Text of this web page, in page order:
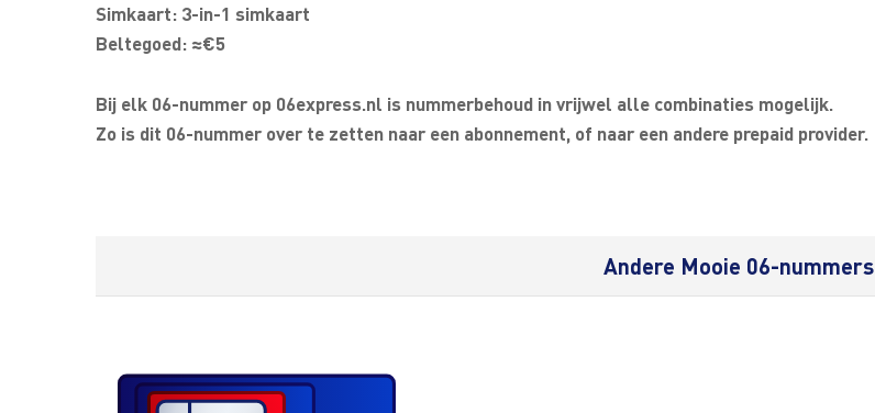
Simkaart: 3-in-1 simkaart
Beltegoed: ≈€5
Bij elk 06-nummer op 06express.nl is nummerbehoud in vrijwel alle combinaties mogelijk.
Zo is dit 06-nummer over te zetten naar een abonnement, of naar een andere prepaid provider.
Andere Mooie 06-nummers